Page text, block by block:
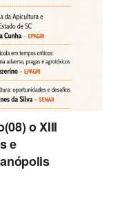
o XIII
e